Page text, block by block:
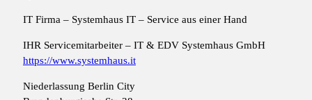
IT Firma – Systemhaus IT – Service aus einer Hand
IHR Servicemitarbeiter – IT & EDV Systemhaus GmbH
https://www.systemhaus.it
Niederlassung Berlin City